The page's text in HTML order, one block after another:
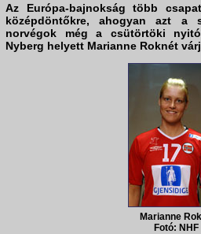
Az Európa-bajnokság több
középdöntőkre, ahogyan azt a
norvégok még a csütörtöki
Nyberg helyett Marianne Roknét
Marianne
Fotó: NHF